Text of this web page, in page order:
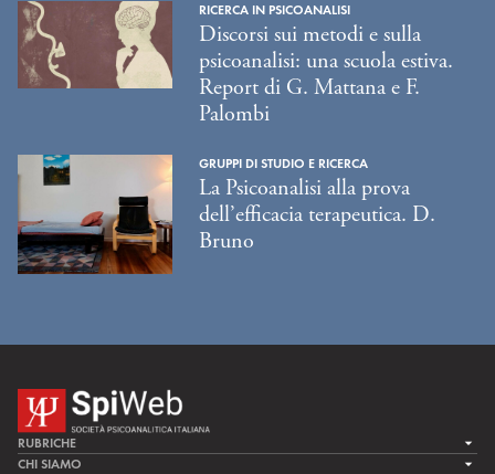
RICERCA IN PSICOANALISI
Discorsi sui metodi e sulla
psicoanalisi: una scuola estiva.
Report di G. Mattana e F.
Palombi
GRUPPI DI STUDIO E RICERCA
La Psicoanalisi alla prova
dell’efficacia terapeutica. D.
Bruno
RUBRICHE
LA CURA
CHI SIAMO